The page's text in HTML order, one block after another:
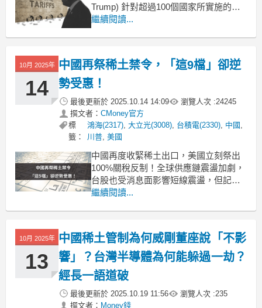
Trump) 針對超過100個國家所實施的
「對等關稅」措施。這項決議雖尚須經
人也不挺！共和黨內部倒戈 聯手民主
黨反對川普 本次參院投票中，包含 Mit
繼續閱讀...
10月 2025年
14
中國再祭稀土禁令，「這9檔」卻逆
勢受惠！
最後更新於 2025.10.14 14:09 瀏覽人次 :24245
撰文者： CMoney官方
標
籤：
鴻海(2317), 大立光(3008), 台積電(2330), 中國 ,
川普, 美國
中國再度收緊稀土出口，美國立刻祭出
100%關稅反制！全球供應鏈震盪加劇，
台股也受消息面影響短線震盪，但記憶
體股逆勢活躍，主力資金動向成關鍵。
準找出短線機會。下載《籌碼K線》-盤
中即時「產業及時動向」：一鍵掌握主
力資金流向，精準布局
繼續閱讀...
10月 2025年
13
中國稀土管制為何威剛董座說「不影
響」？台灣半導體為何能躲過一劫？
經長一語道破
最後更新於 2025.10.19 11:56 瀏覽人次 :235
撰文者： Money錢